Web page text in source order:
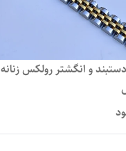
و انگشتر رولکس زنانه